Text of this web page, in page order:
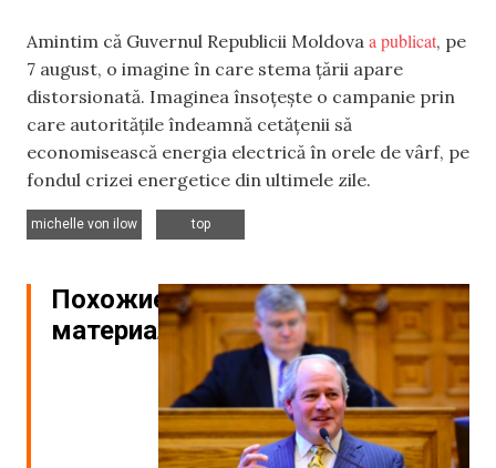
Amintim că Guvernul Republicii Moldova a publicat, pe
7 august, o imagine în care stema țării apare
distorsionată. Imaginea însoțește o campanie prin
care autoritățile îndeamnă cetățenii să
economisească energia electrică în orele de vârf, pe
fondul crizei energetice din ultimele zile.
michelle von ilow
top
Похожие
материалы